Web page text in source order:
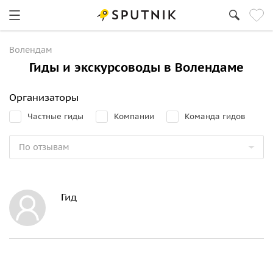
Волендам
Гиды и экскурсоводы в Волендаме
Организаторы
Частные гиды Компании Команда гидов
Гид